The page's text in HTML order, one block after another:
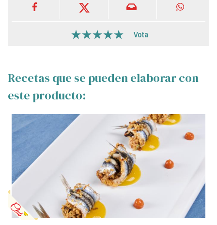
Vota
Recetas que se pueden elaborar con
este producto: